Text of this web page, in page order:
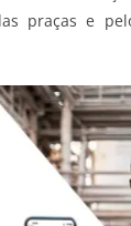
praças e